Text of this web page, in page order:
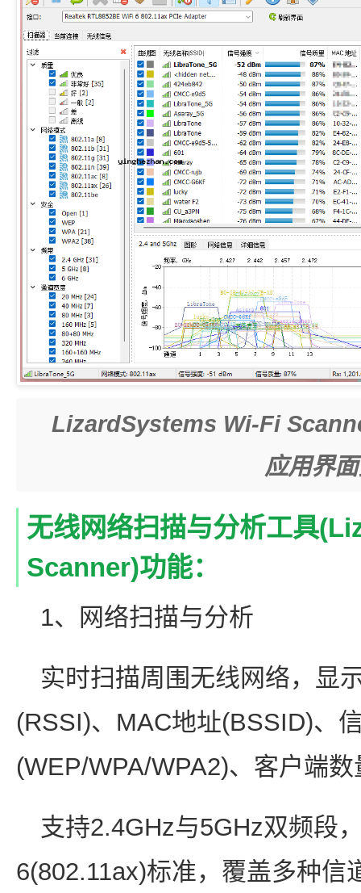
LizardSystems Wi-Fi
应用界
无线网络扫描与分析工具
Scanner)功能：
1、网络扫描与分析
实时扫描周围无线网络，显
(RSSI)、MAC地址(BSSID)、
(WEP/WPA/WPA2)、客户端
支持2.4GHz与5GHz双频段
6(802.11ax)标准，覆盖多种信